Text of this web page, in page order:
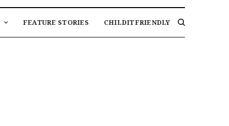
FEATURE STORIES CHILDITFRIENDLY